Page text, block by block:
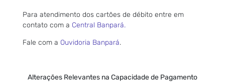
Para atendimento dos cartões de débito entre em
contato com a Central Banpará.
Fale com a Ouvidoria Banpará.
Alterações Relevantes na Capacidade de Pagamento